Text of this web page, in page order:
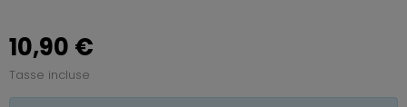
10,90 €
Tasse incluse